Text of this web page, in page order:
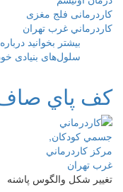
کاردرمانی فلج مغزی
كاردرماني غرب تهران
بیشتر بخوانید
سلول‌های بنیادی
كف پاي
تغییر شکل والگوس پاشنه